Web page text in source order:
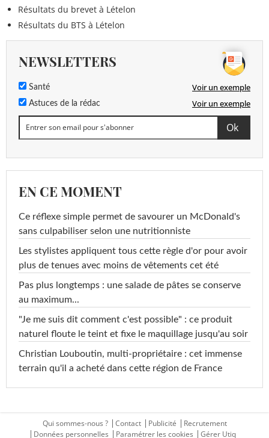
Résultats du brevet à Lételon
Résultats du BTS à Lételon
NEWSLETTERS
Santé Voir un exemple
Astuces de la rédac Voir un exemple
EN CE MOMENT
Ce réflexe simple permet de savourer un McDonald's
sans culpabiliser selon une nutritionniste
Les stylistes appliquent tous cette règle d'or pour avoir
plus de tenues avec moins de vêtements cet été
Pas plus longtemps : une salade de pâtes se conserve
au maximum...
"Je me suis dit comment c'est possible" : ce produit
naturel floute le teint et fixe le maquillage jusqu'au soir
Christian Louboutin, multi-propriétaire : cet immense
terrain qu'il a acheté dans cette région de France
Qui sommes-nous ? Contact Publicité
Recrutement
Données personnelles
Paramétrer les cookies Gérer Utiq